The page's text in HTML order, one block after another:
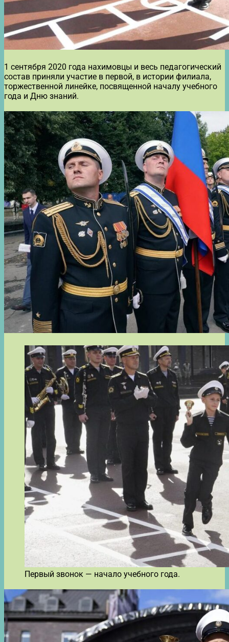
1 сентября 2020 года нахимовцы и весь педагогический
состав приняли участие в первой, в истории филиала,
торжественной линейке, посвященной началу учебного
года и Дню знаний.
Первый звонок — начало учебного года.